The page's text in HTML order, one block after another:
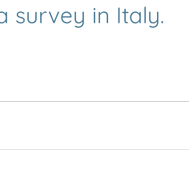
survey in Italy.